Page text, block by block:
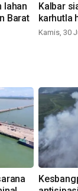
lahan
Barat
Kalbar
karhutla
Kamis, 30